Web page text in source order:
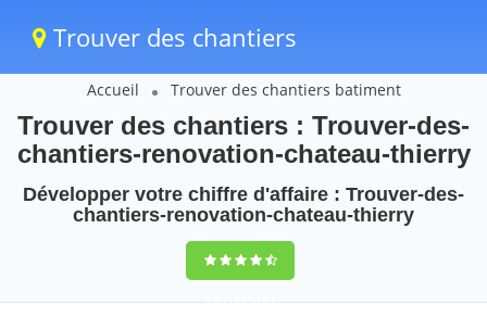
Trouver des chantiers
Accueil Trouver des chantiers batiment
Trouver des chantiers : Trouver-des-
chantiers-renovation-chateau-thierry
Développer votre chiffre d'affaire : Trouver-des-
chantiers-renovation-chateau-thierry
9,5(100%)81